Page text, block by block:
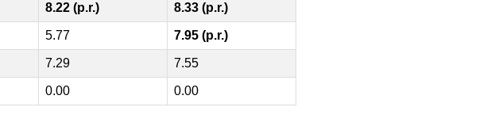
8.22 (p.r.) 8.33 (p.r.)
5.77 7.95 (p.r.)
7.29 7.55
0.00 0.00